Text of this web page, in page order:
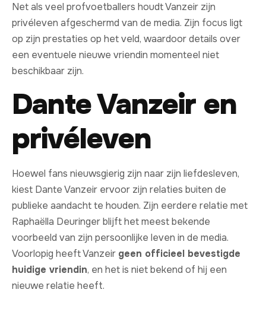
Net als veel profvoetballers houdt Vanzeir zijn
privéleven afgeschermd van de media. Zijn focus ligt
op zijn prestaties op het veld, waardoor details over
een eventuele nieuwe vriendin momenteel niet
beschikbaar zijn.
Dante Vanzeir en
privéleven
Hoewel fans nieuwsgierig zijn naar zijn liefdesleven,
kiest Dante Vanzeir ervoor zijn relaties buiten de
publieke aandacht te houden. Zijn eerdere relatie met
Raphaëlla Deuringer blijft het meest bekende
voorbeeld van zijn persoonlijke leven in de media.
Voorlopig heeft Vanzeir geen officieel bevestigde
huidige vriendin, en het is niet bekend of hij een
nieuwe relatie heeft.